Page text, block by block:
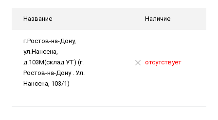
Название Наличие
г.Ростов-на-Дону,
ул.Нансена,
д.103М(склад УТ) (г.
Ростов-на-Дону . Ул.
Нансена, 103/1)
отсутствует